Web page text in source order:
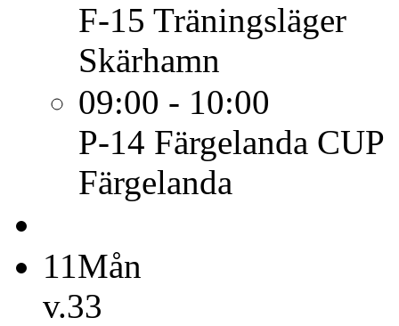
F-15 Träningsläger
Skärhamn
09:00 - 10:00
P-14 Färgelanda CUP
Färgelanda
11Mån
v.33